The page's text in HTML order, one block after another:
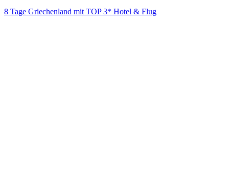
8 Tage Griechenland mit TOP 3* Hotel & Flug